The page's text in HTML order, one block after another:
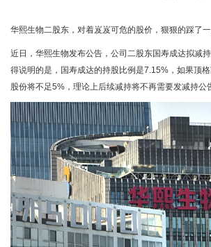
华熙生物二股东，对着岌岌可危的股价，狠狠的踩了一
近日，华熙生物发布公告，公司二股东国寿成达拟减
得说明的是，国寿成达的持股比例是7.15%，如果顶
股份将不足5%，理论上后续减持将不再需要发减持公